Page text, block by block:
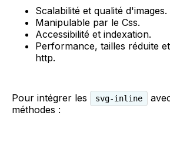
Scalabilité et qualité d'images.
Manipulable par le Css.
Accessibilité et indexation.
Performance, tailles réduite
http.
Pour intégrer les svg-inline
méthodes :